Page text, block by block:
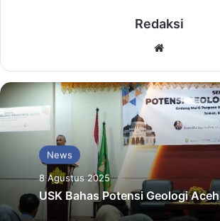
Redaksi
News
8 Agustus 2025
USK Bahas Potensi Geologi Aceh